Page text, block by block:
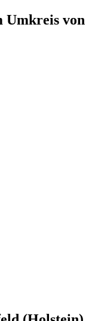
Umkreis